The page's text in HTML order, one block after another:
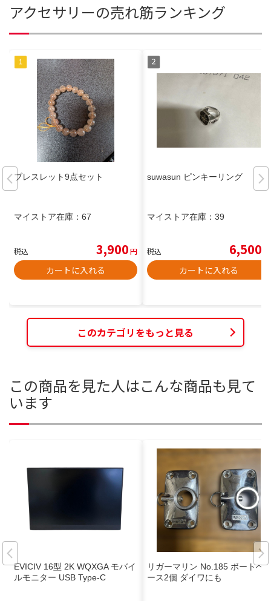
アクセサリーの売れ筋ランキング
ブレスレット9点セット
マイストア在庫： 67
税込 3,900円
カートに入れる
suwasun ピンキーリング
マイストア在庫： 39
税込 6,500
カートに入れる
このカテゴリをもっと見る
この商品を見た人はこんな商品も見て
います
EVICIV 16型 2K WQXGA モバイ
ルモニター USB Type-C
リガーマリン No.185 ボートベ
ース2個 ダイワにも